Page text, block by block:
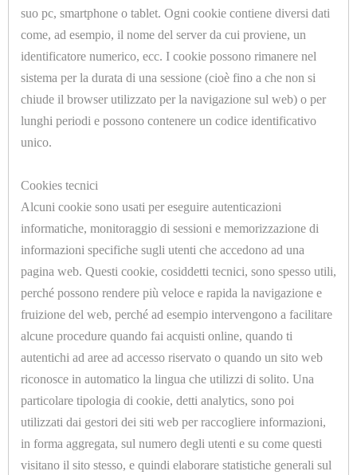
GUARNIZIONI
STIRO,
LAVASECCO
ACQUA
IMBOTTITURE
METRAGGIO
IMBOTTITURE
PRONTE
CONFEZIONATE
IMBOTTITURE
TAGLIATE
SAGOMA
U7059.G
PROLUNGA MF 1/2-1/2
U7059.D
PROLUNGA MF 1/4-1/2
U7059.B
PROLUNGA MF 1/4-1/4
suo pc, smartphone o tablet. Ogni cookie contiene diversi dati
come, ad esempio, il nome del server da cui proviene, un
identificatore numerico, ecc. I cookie possono rimanere nel
sistema per la durata di una sessione (cioè fino a che non si
chiude il browser utilizzato per la navigazione sul web) o per
lunghi periodi e possono contenere un codice identificativo
unico.
Cookies tecnici
Alcuni cookie sono usati per eseguire autenticazioni
informatiche, monitoraggio di sessioni e memorizzazione di
informazioni specifiche sugli utenti che accedono ad una
pagina web. Questi cookie, cosiddetti tecnici, sono spesso utili,
perché possono rendere più veloce e rapida la navigazione e
fruizione del web, perché ad esempio intervengono a facilitare
alcune procedure quando fai acquisti online, quando ti
autentichi ad aree ad accesso riservato o quando un sito web
riconosce in automatico la lingua che utilizzi di solito. Una
particolare tipologia di cookie, detti analytics, sono poi
utilizzati dai gestori dei siti web per raccogliere informazioni,
in forma aggregata, sul numero degli utenti e su come questi
visitano il sito stesso, e quindi elaborare statistiche generali sul